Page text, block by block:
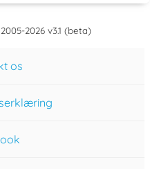
2005-2026 v3.1 (beta)
os